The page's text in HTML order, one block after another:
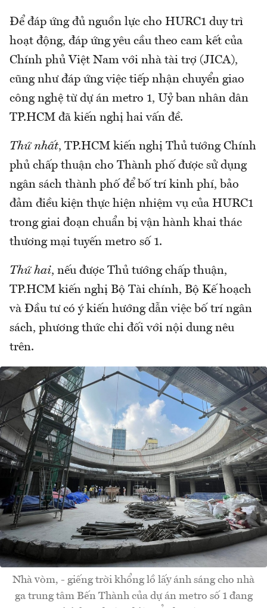
Để đáp ứng đủ nguồn lực cho HURC1 duy trì
hoạt động, đáp ứng yêu cầu theo cam kết của
Chính phủ Việt Nam với nhà tài trợ (JICA),
cũng như đáp ứng việc tiếp nhận chuyển giao
công nghệ từ dự án metro 1, Uỷ ban nhân dân
TP.HCM đã kiến nghị hai vấn đề.
Thứ nhất, TP.HCM kiến nghị Thủ tướng Chính
phủ chấp thuận cho Thành phố được sử dụng
ngân sách thành phố để bố trí kinh phí, bảo
đảm điều kiện thực hiện nhiệm vụ của HURC1
trong giai đoạn chuẩn bị vận hành khai thác
thương mại tuyến metro số 1.
Thứ hai, nếu được Thủ tướng chấp thuận,
TP.HCM kiến nghị Bộ Tài chính, Bộ Kế hoạch
và Đầu tư có ý kiến hướng dẫn việc bố trí ngân
sách, phương thức chi đối với nội dung nêu
trên.
Nhà vòm, - giếng trời khổng lồ lấy ánh sáng cho nhà
ga trung tâm Bến Thành của dự án metro số 1 đang